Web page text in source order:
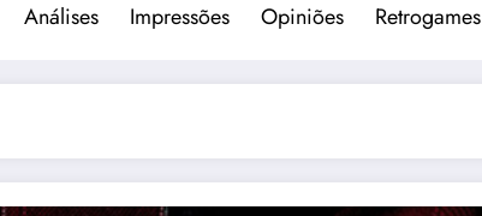
Análises Impressões Opiniões Retrogames